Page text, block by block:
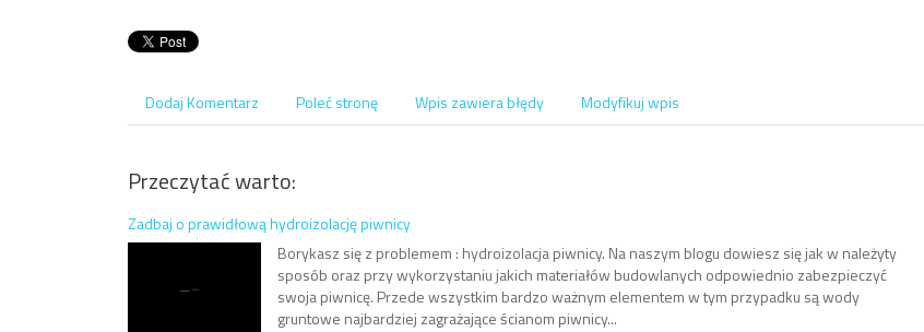
Dodaj Komentarz Poleć stronę Wpis zawiera błędy Modyfikuj wpis
Przeczytać warto:
Zadbaj o prawidłową hydroizolację piwnicy
Borykasz się z problemem : hydroizolacja piwnicy. Na naszym blogu dowiesz się jak w należyty
sposób oraz przy wykorzystaniu jakich materiałów budowlanych odpowiednio zabezpieczyć
swoja piwnicę. Przede wszystkim bardzo ważnym elementem w tym przypadku są wody
gruntowe najbardziej zagrażające ścianom piwnicy...